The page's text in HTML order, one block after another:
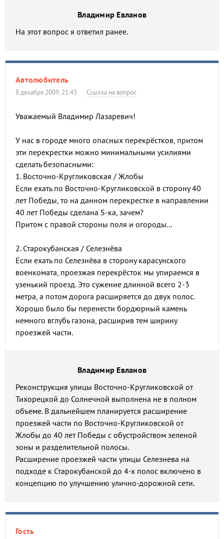
Владимир Евланов
На этот вопрос я ответил ранее.
Автолюбитель
8 декабря 2009, 21:43 Ссылка на вопрос
Уважаемый Владимир Лазаревич!
У нас в городе много опасных перекрёстков, притом
эти перекрестки можно минимальными усилиями
сделать безопасными:
1. Восточно-Кругликовская / Жлобы
Если ехать по Восточно-Кругликовской в сторону 40
лет Победы, то на данном перекрестке в направлении
40 лет Победы сделана S-ка, зачем?
Притом с правой стороны поля и огороды...
2. Старокубанская / Селезнёва
Если ехать по Селезнёва в сторону карасунского
военкомата, проезжая перекрёсток мы упираемся в
узенький проезд. Это сужение длинной всего 2-3
метра, а потом дорога расширяется до двух полос.
Хорошо было бы перенести бордюрный камень
немного вглубь газона, расширив тем ширину
проезжей части.
Владимир Евланов
Реконструкция улицы Восточно-Кругликовской от
Тихорецкой до Солнечной выполнена не в полном
объеме. В дальнейшем планируется расширение
проезжей части по Восточно-Кругликовской от
Жлобы до 40 лет Победы с обустройством зеленой
зоны и разделительной полосы.
Расширение проезжей части улицы Селезнева на
подходе к Старокубанской до 4-х полос включено в
концепцию по улучшению улично-дорожной сети.
Гость